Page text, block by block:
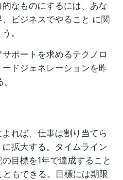
なものにするには、あな
ビジネスでやること に関
。
ポートを求めるテクノロ
ドジェネレーションを昨
れば、仕事は割り当てら
拡大する。タイムライン
目標を1年で達成すること
もできる。目標には期限